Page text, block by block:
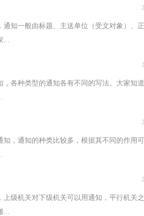
知一般由标题、主送单位（受文对象）、
...
各种类型的通知各有不同的写法。大家知
，通知的种类比较多，根据其不同的作用
级机关对下级机关可以用通知，平行机关
...